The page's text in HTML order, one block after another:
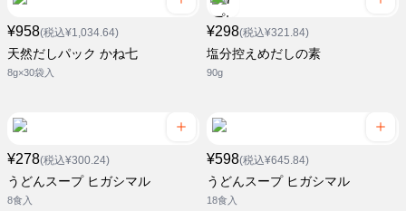
¥958(税込¥1,034.64)
天然だしパック かね七
8g×30袋入
¥298(税込¥321.84)
塩分控えめだしの素
90g
¥278(税込¥300.24)
うどんスープ ヒガシマル
8食入
¥598(税込¥645.84)
うどんスープ ヒガシマル
18食入